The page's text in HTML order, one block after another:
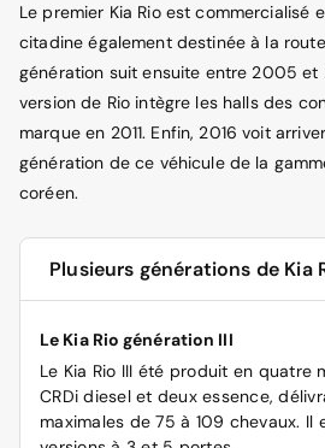
Le premier Kia Rio est commercialisé
citadine également destinée à la
génération suit ensuite entre 2005 et
version de Rio intègre les halls des
marque en 2011. Enfin, 2016 voit
génération de ce véhicule de la
coréen.
Plusieurs générations de Kia
Le Kia Rio génération III
Le Kia Rio III été produit en quatre
CRDi diesel et deux essence,
maximales de 75 à 109 chevaux. Il